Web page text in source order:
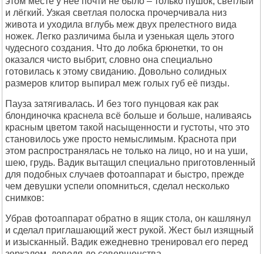
и лёгкий. Узкая светлая полоска прочерчивала низ
живота и уходила вглубь меж двух прелестного вида
ножек. Легко различима была и узенькая щель этого
чудесного создания. Что до лобка брюнетки, то он
оказался чисто выбрит, словно она специально
готовилась к этому свиданию. Довольно солидных
размеров клитор выпирал меж голых губ её пизды.
Пауза затягивалась. И без того пунцовая как рак
блондиночка краснела всё больше и больше, наливаясь
красным цветом такой насыщенности и густоты, что это
становилось уже просто немыслимым. Краснота при
этом распространялась не только на лицо, но и на уши,
шею, грудь. Вадик вытащил специально приготовленный
для подобных случаев фотоаппарат и быстро, прежде
чем девушки успели опомниться, сделал несколько
снимков:
Убрав фотоаппарат обратно в ящик стола, он кашлянул
и сделал приглашающий жест рукой. Жест был изящный
и изысканный. Вадик ежедневно тренировал его перед